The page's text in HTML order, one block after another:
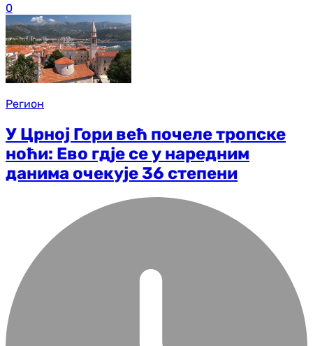
0
Регион
У Црној Гори већ почеле тропске
ноћи: Ево гдје се у наредним
данима очекује 36 степени